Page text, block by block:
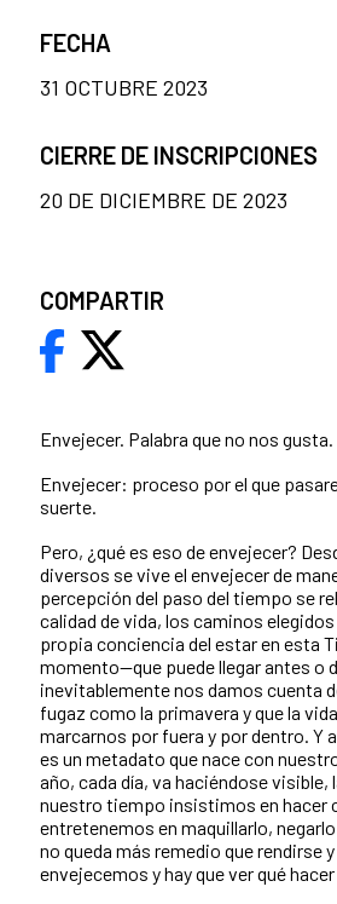
Envejecer. Palabra que no nos gusta.
Envejecer: proceso por el que
suerte.
Pero, ¿qué es eso de envejecer?
diversos se vive el envejecer de
percepción del paso del tiempo se
calidad de vida, los caminos
propia conciencia del estar en esta
momento—que puede llegar antes o
inevitablemente nos damos cuenta
fugaz como la primavera y que la
marcarnos por fuera y por dentro. Y
es un metadato que nace con
año, cada día, va haciéndose visible,
nuestro tiempo insistimos en hacer
entretenemos en maquillarlo,
no queda más remedio que rendirse
envejecemos y hay que ver qué hacer
FECHA
31 OCTUBRE 2023
CIERRE DE INSCRIPCIONES
20 DE DICIEMBRE DE 2023
COMPARTIR